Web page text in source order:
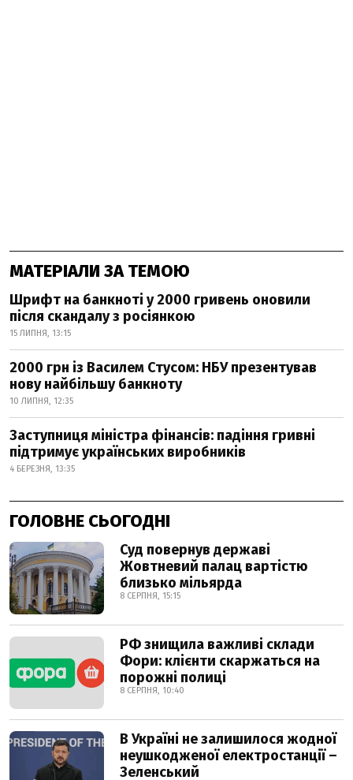
МАТЕРІАЛИ ЗА ТЕМОЮ
Шрифт на банкноті у 2000 гривень оновили
після скандалу з росіянкою
15 ЛИПНЯ, 13:15
2000 грн із Василем Стусом: НБУ презентував
нову найбільшу банкноту
10 ЛИПНЯ, 12:35
Заступниця міністра фінансів: падіння гривні
підтримує українських виробників
4 БЕРЕЗНЯ, 13:35
ГОЛОВНЕ СЬОГОДНІ
Суд повернув державі
Жовтневий палац вартістю
близько мільярда
8 СЕРПНЯ, 15:15
РФ знищила важливі склади
Фори: клієнти скаржаться на
порожні полиці
8 СЕРПНЯ, 10:40
В Україні не залишилося жодної
неушкодженої електростанції –
Зеленський